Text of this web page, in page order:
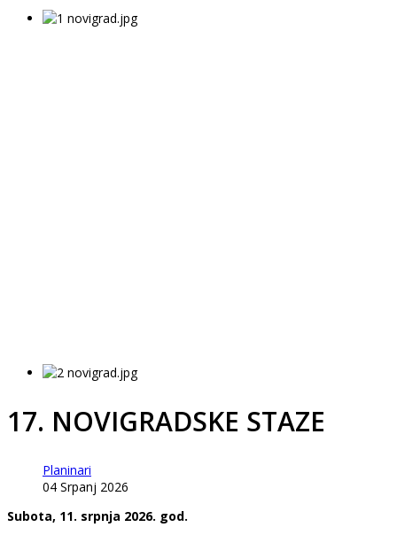
17. NOVIGRADSKE STAZE
Planinari
04 Srpanj 2026
Subota, 11. srpnja 2026. god.